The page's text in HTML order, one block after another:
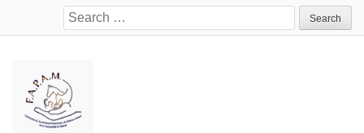
Search
for: